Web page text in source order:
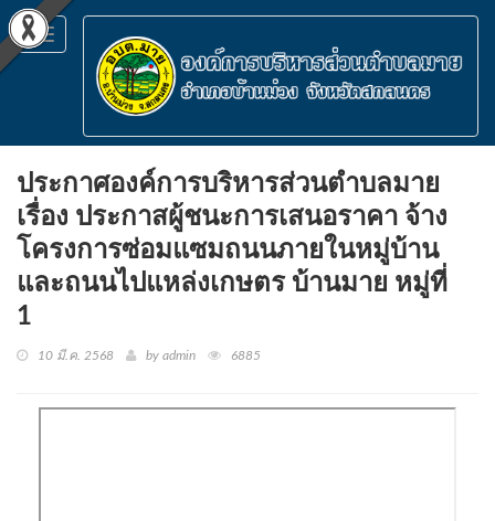
Toggle
navigation
ประกาศองค์การบริหารส่วนตำบลมาย
เรื่อง ประกาสผู้ชนะการเสนอราคา จ้าง
โครงการซ่อมแซมถนนภายในหมู่บ้าน
และถนนไปแหล่งเกษตร บ้านมาย หมู่ที่
1
10 มี.ค. 2568 by admin 6885